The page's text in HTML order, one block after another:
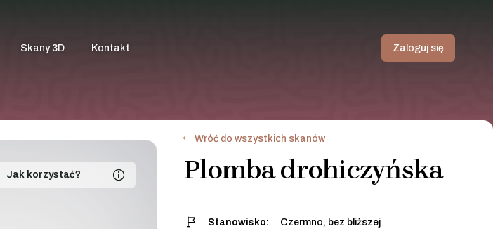
Skany 3D Kontakt Zaloguj się
Jak korzystać?
Wróć do wszystkich skanów
Plomba drohiczyńska
Stanowisko:
Czermno, bez bliższej